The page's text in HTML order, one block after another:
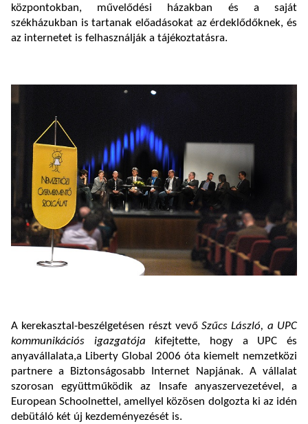
központokban, művelődési házakban és a saját
székházukban is tartanak előadásokat az érdeklődőknek, és
az internetet is felhasználják a tájékoztatásra.
A kerekasztal-beszélgetésen részt vevőSzűcs László, a UPC
kommunikációs igazgatója kifejtette, hogy a UPC és
anyavállalata,a Liberty Global 2006 óta kiemelt nemzetközi
partnere a Biztonságosabb Internet Napjának. A vállalat
szorosan együttműködik az Insafe anyaszervezetével, a
European Schoolnettel, amellyel közösen dolgozta ki az idén
debütáló két új kezdeményezését is.